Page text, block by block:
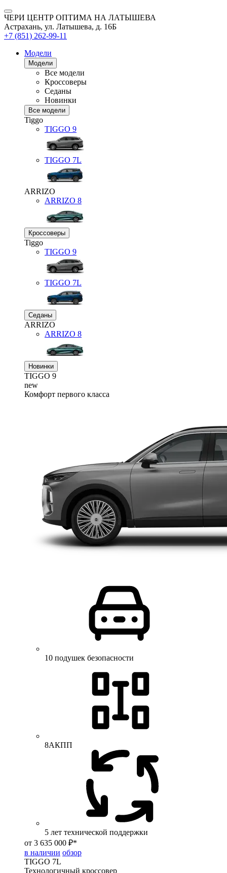
ЧЕРИ ЦЕНТР ОПТИМА НА ЛАТЫШЕВА
Астрахань, ул. Латышева, д. 16Б
+7 (851) 262-99-11
Модели
Модели
Все модели
Кроссоверы
Седаны
Новинки
Все модели
Tiggo
TIGGO 9
TIGGO 7L
ARRIZO
ARRIZO 8
Кроссоверы
Tiggo
TIGGO 9
TIGGO 7L
Седаны
ARRIZO
ARRIZO 8
Новинки
TIGGO 9
new
Комфорт первого класса
10 подушек безопасности
8АКПП
5 лет технической поддержки
от 3 635 000 ₽*
в наличии обзор
TIGGO 7L
Технологичный кроссовер